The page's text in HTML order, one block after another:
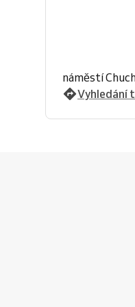
náměstí
Vyhledání